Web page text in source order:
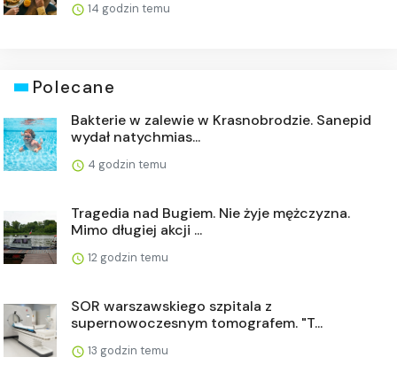
14 godzin temu
Polecane
Bakterie w zalewie w Krasnobrodzie. Sanepid
wydał natychmias...
4 godzin temu
Tragedia nad Bugiem. Nie żyje mężczyzna.
Mimo długiej akcji ...
12 godzin temu
SOR warszawskiego szpitala z
supernowoczesnym tomografem. "T...
13 godzin temu